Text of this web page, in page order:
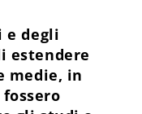
e degli
estendere
medie, in